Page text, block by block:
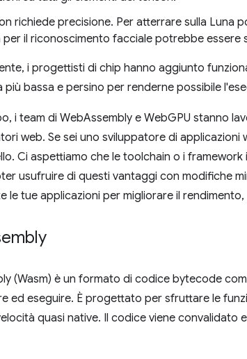
richiede precisione. Per atterrare sulla Luna
per il riconoscimento facciale potrebbe essere
i progettisti di chip hanno aggiunto
bassa e persino per renderne possibile
i team di WebAssembly e WebGPU stanno
web. Se sei uno sviluppatore di
Ci aspettiamo che le toolchain o i
usufruire di questi vantaggi con modifiche
le tue applicazioni per migliorare il
(Wasm) è un formato di codice bytecode
ed eseguire. È progettato per sfruttare le
quasi native. Il codice viene convalidato